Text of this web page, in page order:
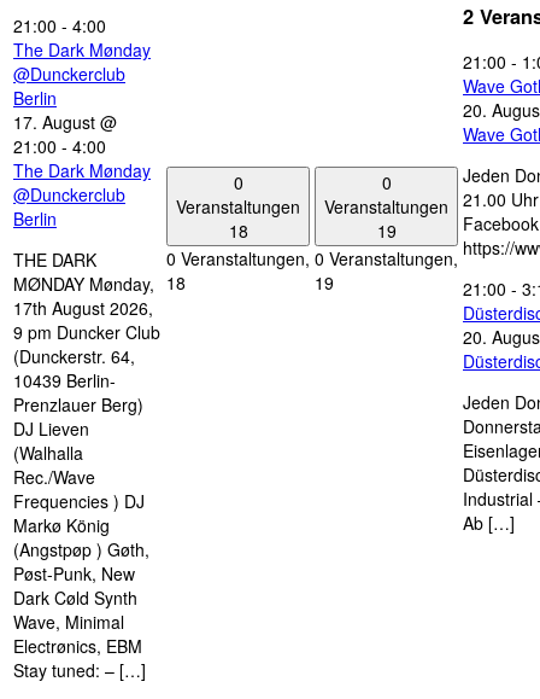
21:00 - 4:00
The Dark Mønday
@Dunckerclub
Berlin
17. August @
21:00 - 4:00
The Dark Mønday
@Dunckerclub
Berlin
THE DARK
MØNDAY Mønday,
17th August 2026,
9 pm Duncker Club
(Dunckerstr. 64,
10439 Berlin-
Prenzlauer Berg)
DJ Lieven
(Walhalla
Rec./Wave
Frequencies ) DJ
Markø König
(Angstpøp ) Gøth,
Pøst-Punk, New
Dark Cøld Synth
Wave, Minimal
Electrønics, EBM
Stay tuned: – […]
0
Veranstaltungen
18
0 Veranstaltungen,
18
0
Veranstaltungen
19
0 Veranstaltungen,
19
2
21:00 -
Wave
20.
Wave
Jeden
21.00
https://
21:00 -
20.
Jeden
Industrial
Ab […]